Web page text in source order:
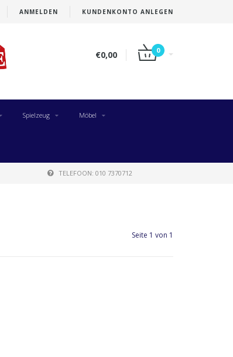
ANMELDEN KUNDENKONTO ANLEGEN
€0,00 0
Spielzeug Möbel
TELEFOON: 010 7370712
Seite 1 von 1